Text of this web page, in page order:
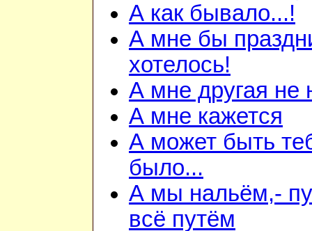
А как бывало...!
А мне бы
хотелось!
А мне другая не
А мне кажется
А может быть
было...
А мы нальём,-
всё путём